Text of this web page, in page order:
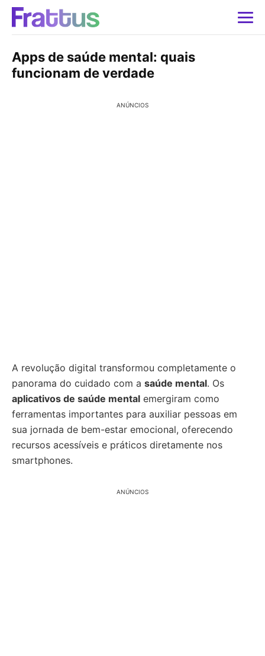
Apps de saúde mental: quais
funcionam de verdade
ANÚNCIOS
A revolução digital transformou completamente o
panorama do cuidado com a saúde mental. Os
aplicativos de saúde mental emergiram como
ferramentas importantes para auxiliar pessoas em
sua jornada de bem-estar emocional, oferecendo
recursos acessíveis e práticos diretamente nos
smartphones.
ANÚNCIOS